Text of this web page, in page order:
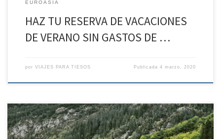
EUROASIA
HAZ TU RESERVA DE VACACIONES
DE VERANO SIN GASTOS DE …
por VIAJES PARA TIESOS Publicada4 marzo, 2020